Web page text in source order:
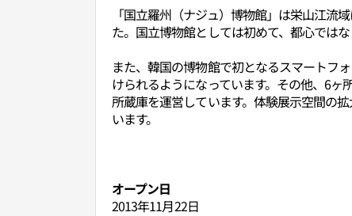
「国立羅州（ナジュ）博物館」は栄山江
た。国立博物館としては初めて、都心では
また、韓国の博物館で初となるスマートフ
けられるようになっています。その他、6
所蔵庫を運営しています。体験展示空間の
います。
オープン日
2013年11月22日